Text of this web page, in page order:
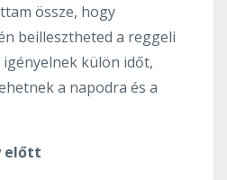
össze, hogy
beillesztheted a reggeli
igényelnek külön időt,
a napodra és a
előtt